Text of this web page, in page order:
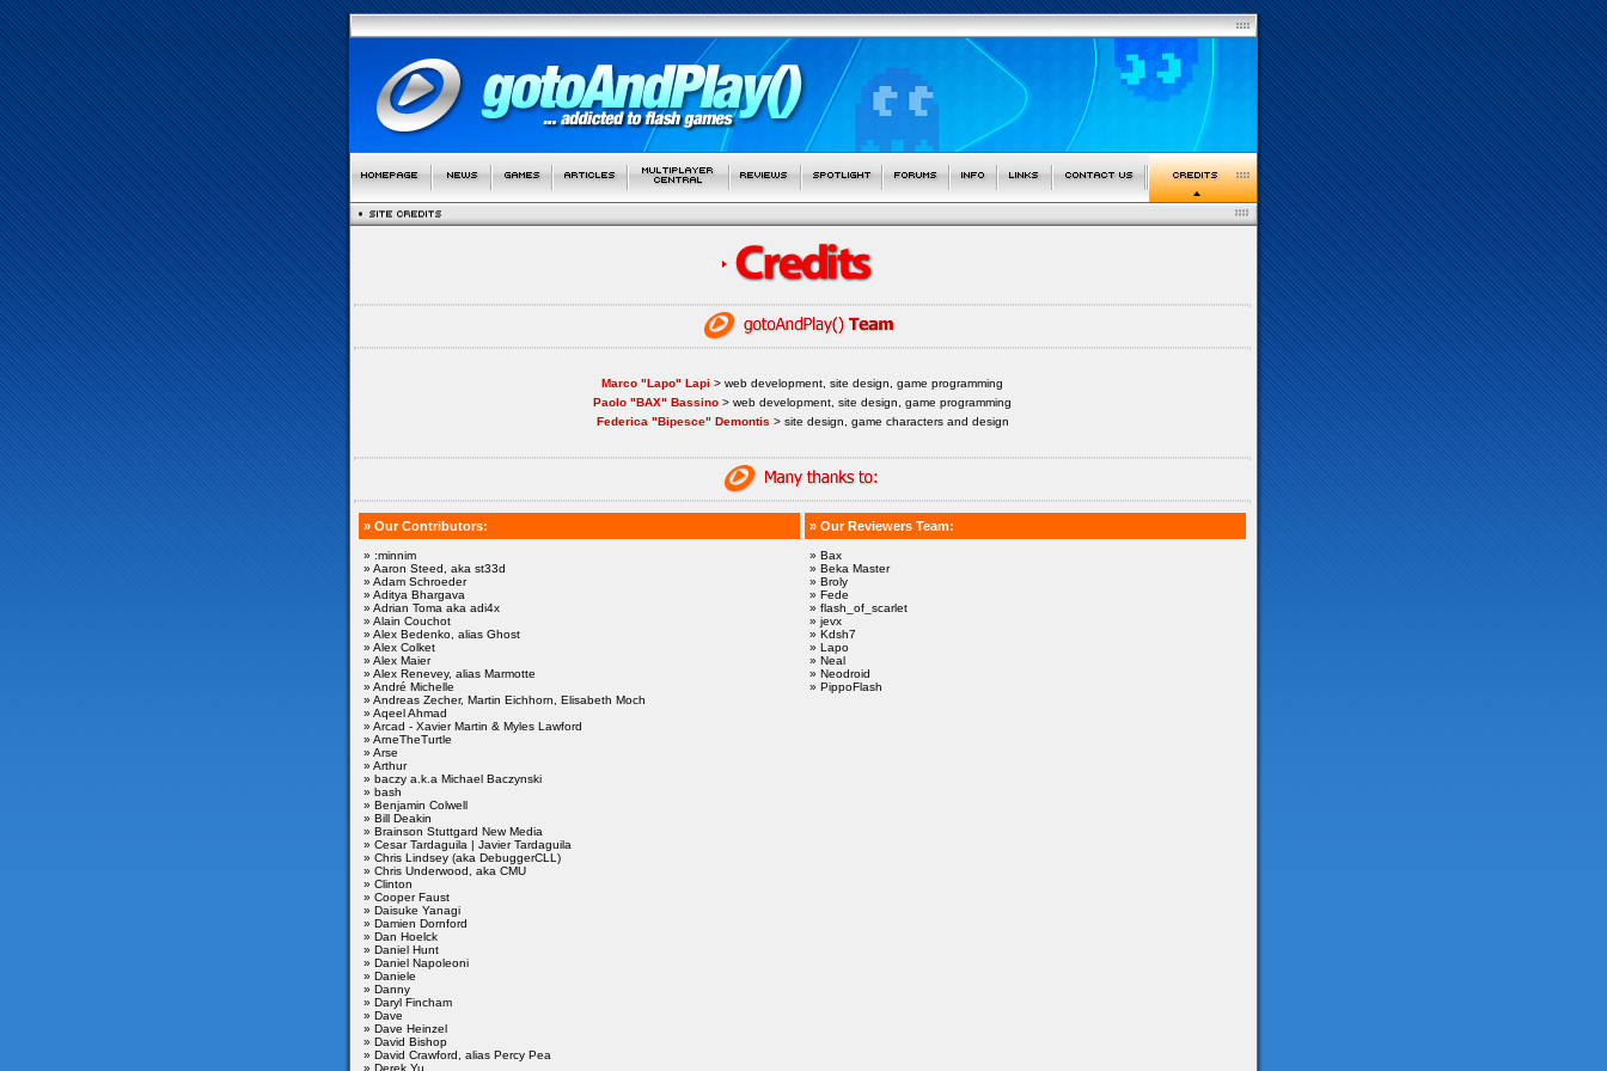
Marco "Lapo" Lapi > web development, site design, game programming
Paolo "BAX" Bassino > web development, site design, game programming
Federica "Bipesce" Demontis > site design, game characters and design
» Our Contributors: » Our Reviewers Team:
» :minnim
» Aaron Steed, aka st33d
» Adam Schroeder
» Aditya Bhargava
» Adrian Toma aka adi4x
» Alain Couchot
» Alex Bedenko, alias Ghost
» Alex Colket
» Alex Maier
» Alex Renevey, alias Marmotte
» André Michelle
» Andreas Zecher, Martin Eichhorn, Elisabeth Moch
» Aqeel Ahmad
» Arcad - Xavier Martin & Myles Lawford
» ArneTheTurtle
» Arse
» Arthur
» baczy a.k.a Michael Baczynski
» bash
» Benjamin Colwell
» Bill Deakin
» Brainson Stuttgard New Media
» Cesar Tardaguila | Javier Tardaguila
» Chris Lindsey (aka DebuggerCLL)
» Chris Underwood, aka CMU
» Clinton
» Cooper Faust
» Daisuke Yanagi
» Damien Dornford
» Dan Hoelck
» Daniel Hunt
» Daniel Napoleoni
» Daniele
» Danny
» Daryl Fincham
» Dave
» Dave Heinzel
» David Bishop
» David Crawford, alias Percy Pea
» Derek Yu
» Bax
» Beka Master
» Broly
» Fede
» flash_of_scarlet
» jevx
» Kdsh7
» Lapo
» Neal
» Neodroid
» PippoFlash